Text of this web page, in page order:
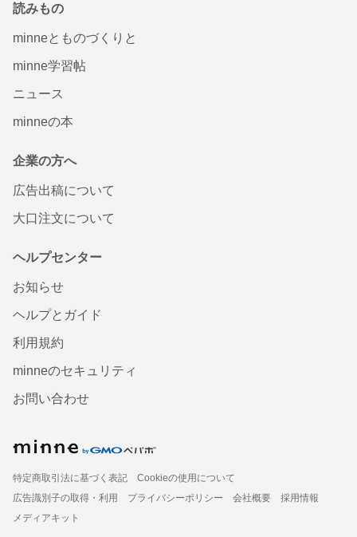
読みもの
minneとものづくりと
minne学習帖
ニュース
minneの本
企業の方へ
広告出稿について
大口注文について
ヘルプセンター
お知らせ
ヘルプとガイド
利用規約
minneのセキュリティ
お問い合わせ
特定商取引法に基づく表記
Cookieの使用について
広告識別子の取得・利用
プライバシーポリシー 会社概要
採用情報
メディアキット